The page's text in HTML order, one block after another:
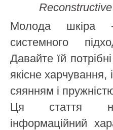
Молода шкіра
системного
Давайте їй
якісне харчування,
сяянням і
Ця стаття
інформаційний